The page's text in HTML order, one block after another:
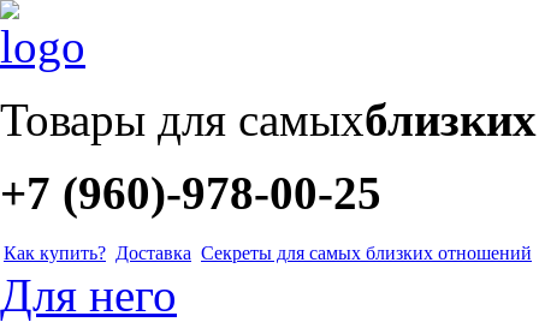
Товары для самых
+7 (960)-978-00-25
Как купить? Доставка Секреты для самых близких отношений
Для него